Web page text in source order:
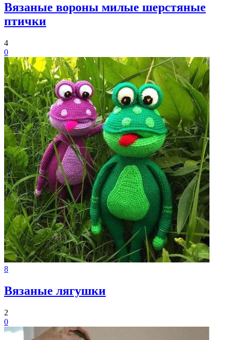
Вязаные вороны милые шерстяные
птички
4
0
8
Вязаные лягушки
2
0